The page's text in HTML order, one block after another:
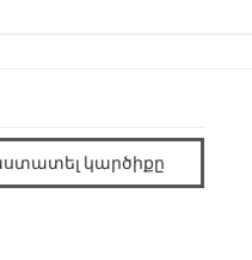
կարծիքը